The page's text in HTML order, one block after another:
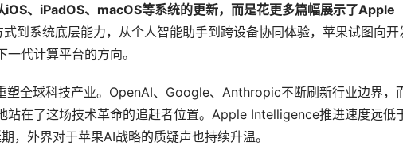
iOS、 iPadOS、 macOS等系统的更新，而是花更多篇幅展示了Apple
式到系统底层能力，从个人智能助手到跨设备协同体验，苹果试图向开
代计算平台的方向。
塑全球科技产业。OpenAI、Google、Anthropic不断刷新行业边界，
站在了这场技术革命的追赶者位置。Apple Intelligence推进速度远低
，外界对于苹果AI战略的质疑声也持续升温。